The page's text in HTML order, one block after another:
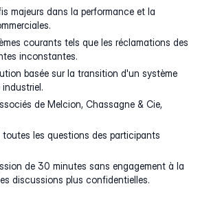
majeurs dans la performance et la
courants tels que les réclamations des
inconstantes.
basée sur la transition d'un système
de Melcion, Chassagne & Cie,
toutes les questions des participants
de 30 minutes sans engagement à la
discussions plus confidentielles.